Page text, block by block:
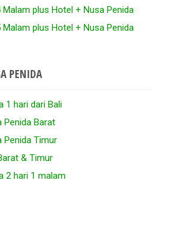
Malam plus Hotel + Nusa Penida
Malam plus Hotel + Nusa Penida
PENIDA
1 hari dari Bali
Penida Barat
Penida Timur
& Timur
2 hari 1 malam